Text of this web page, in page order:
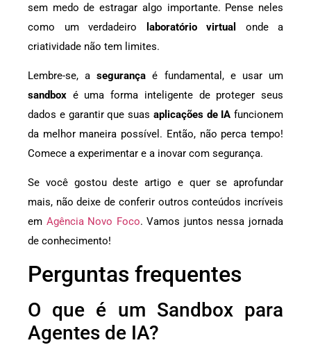
sem medo de estragar algo importante. Pense neles
como um verdadeiro
laboratório virtual
onde a
criatividade não tem limites.
Lembre-se, asegurança é fundamental, e usar um
sandbox é uma forma inteligente de proteger seus
dados e garantir que suas aplicações de IA funcionem
da melhor maneira possível. Então, não perca tempo!
Comece a experimentar e a inovar com segurança.
Se você gostou deste artigo e quer se aprofundar
mais, não deixe de conferir outros conteúdos incríveis
em Agência Novo Foco. Vamos juntos nessa jornada
de conhecimento!
Perguntas frequentes
O que é um Sandbox para
Agentes de IA?